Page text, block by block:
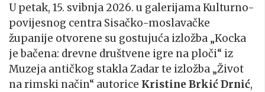
U petak, 15. svibnja 2026. u galerijama Kulturno-
povijesnog centra Sisačko-moslavačke
županije otvorene su gostujuća izložba „Kocka
je bačena: drevne društvene igre na ploči“ iz
Muzeja antičkog stakla Zadar te izložba „Život
na rimski način“ autorice Kristine Brkić Drnić,